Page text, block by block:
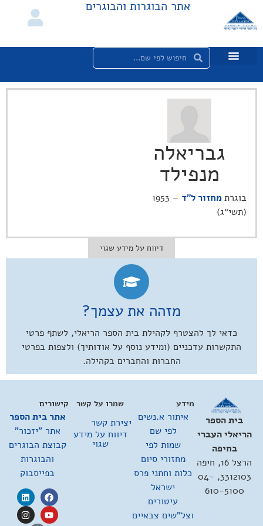
אתר הבוגרות והבוגרים
גבריאלה
מנפילד
בוגרתמחזור ל"ד
– 1953
(תשי״ג)
דיווח על מידע שגוי
מזהה את עצמך?
כדאי לך להצטרף לקהילת בית הספר הריאלי, לשתף פרטי
התקשרות עדכניים (ומידע נוסף על אודותיך) ולצפות בפרטי
החברות והחברים בקהילה.
בית הספר
הריאלי העברי
בחיפה
הרצל 16, חיפה
3312103, 04-
610-5100
מידע
איתור א.נשים
לפי שם
שמות לפי
מחזורי סיום
כלות וחתני פרס
ישראל
עיטורים
וצל"שים צבאיים
קישורים
אתר בית הספר
אתר "יזכור"
קבוצת הבוגרים
והבוגרות
בפייסבוק
שמרו על קשר
יצירת קשר
דיווח על מידע
שגוי